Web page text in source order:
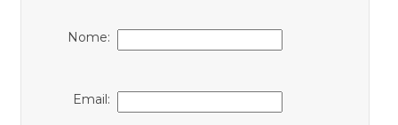
Nome:
Email: